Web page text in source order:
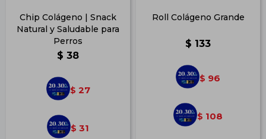
Chip Colágeno | Snack
Natural y Saludable para
Perros
$ 38
$ 27
$ 31
Roll Colágeno Grande
$ 133
$ 96
$ 108